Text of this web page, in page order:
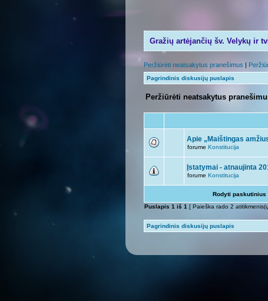
Gražių artėjančių šv. Velykų ir
Peržiūrėti neatsakytus pranešimus |
Pagrindinis diskusijų puslapis
Peržiūrėti neatsakytus
Apie „Maištingas
forume Konstitucija
Įstatymai - atnaujinta
forume Konstitucija
Rodyti paskutinius
Puslapis 1 iš 1 [ Paieška rado 2
Pagrindinis diskusijų puslapis